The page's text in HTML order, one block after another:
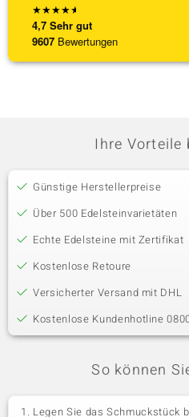
★★★★★
4,7 Sehr gut
9607 Bewertungen
Ihre Vorteile
Günstige Herstellerpreise
Über 500 Edelsteinvarietäten
Echte Edelsteine mit Zertifikat
Kostenlose Retoure
Versicherter Versand mit DHL
Kostenlose Kundenhotline
So können
Legen Sie das Schmuckstück